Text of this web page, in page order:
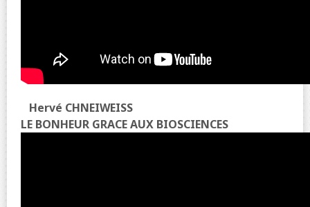
Hervé CHNEIWEISS
LE BONHEUR GRACE AUX BIOSCIENCES